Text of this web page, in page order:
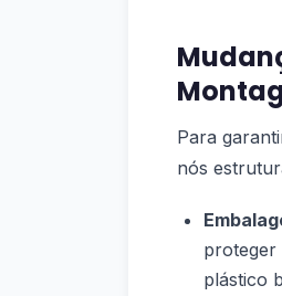
Para
nós
proteger
plástico